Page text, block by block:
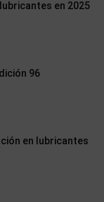
en 2025
96
en lubricantes